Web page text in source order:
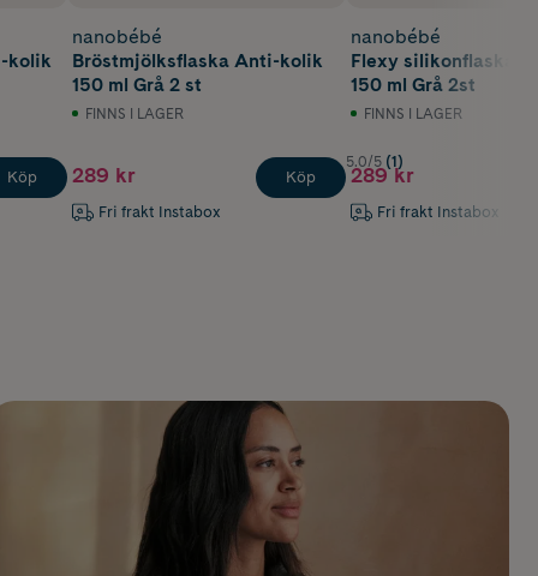
kolik
Köp
nanobébé
Bröstmjölksflaska Anti-kolik
150 ml Grå 2 st
FINNS I LAGER
289 kr
Fri frakt Instabox
Köp
nanobébé
Flexy silikonflaska
150 ml Grå 2st
FINNS I LAGER
5.0/5 (1)
289 kr
Fri frakt Instabox